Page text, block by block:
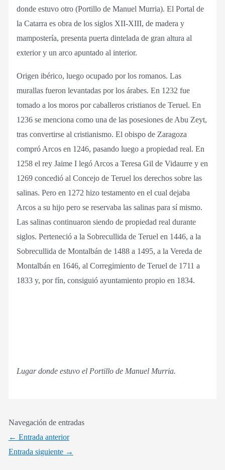
donde estuvo otro (Portillo de Manuel Murria). El Portal de
la Catarra es obra de los siglos XII-XIII, de madera y
mampostería, presenta puerta dintelada de gran altura al
exterior y un arco apuntado al interior.
Origen ibérico, luego ocupado por los romanos. Las
murallas fueron levantadas por los árabes. En 1232 fue
tomado a los moros por caballeros cristianos de Teruel. En
1236 se menciona como una de las posesiones de Abu Zeyt,
tras convertirse al cristianismo. El obispo de Zaragoza
compró Arcos en 1246, pasando luego a propiedad real. En
1258 el rey Jaime I legó Arcos a Teresa Gil de Vidaurre y en
1269 concedió al Concejo de Teruel los derechos sobre las
salinas. Pero en 1272 hizo testamento en el cual dejaba
Arcos a su hijo pero se reservaba las salinas para sí mismo.
Las salinas continuaron siendo de propiedad real durante
siglos. Perteneció a la Sobrecullida de Teruel en 1446, a la
Sobrecullida de Montalbán de 1488 a 1495, a la Vereda de
Montalbán en 1646, al Corregimiento de Teruel de 1711 a
1833 y, por fín, consiguió ayuntamiento propio en 1834.
Lugar donde estuvo el Portillo de Manuel Murria.
Navegación de entradas
← Entrada anterior
Entrada siguiente →